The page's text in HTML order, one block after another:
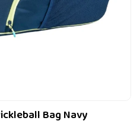
Bag Navy